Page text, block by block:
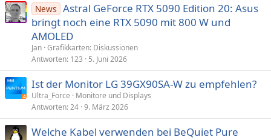
News Astral GeForce RTX 5090 Edition 20: Asus
bringt noch eine RTX 5090 mit 800 W und
AMOLED
Jan Grafikkarten: Diskussionen
Antworten 123 5. Juni 2026
Ist der Monitor LG 39GX90SA-W zu empfehlen?
Ultra_Force
Monitore und Displays
Antworten 24 9. März 2026
Welche Kabel verwenden bei BeQuiet Pure